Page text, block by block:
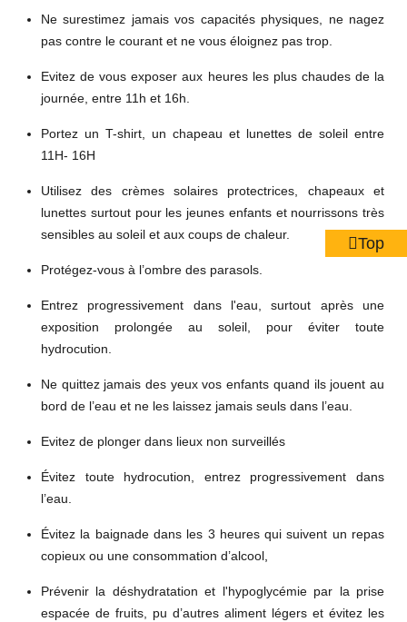
Ne surestimez jamais vos capacités physiques, ne nagez
pas contre le courant et ne vous éloignez pas trop.
Evitez de vous exposer aux heures les plus chaudes de la
journée, entre 11h et 16h.
Portez un T-shirt, un chapeau et lunettes de soleil entre
11H- 16H
Utilisez des crèmes solaires protectrices, chapeaux et
lunettes surtout pour les jeunes enfants et nourrissons très
sensibles au soleil et aux coups de chaleur.
Protégez-vous à l’ombre des parasols.
Entrez progressivement dans l'eau, surtout après une
exposition prolongée au soleil, pour éviter toute
hydrocution.
Ne quittez jamais des yeux vos enfants quand ils jouent au
bord de l’eau et ne les laissez jamais seuls dans l’eau.
Evitez de plonger dans lieux non surveillés
Évitez toute hydrocution, entrez progressivement dans
l’eau.
Évitez la baignade dans les 3 heures qui suivent un repas
copieux ou une consommation d’alcool
Prévenir la déshydratation et l'hypoglycémie par la prise
espacée de fruits, pu d’autres aliment légers et évitez les
Top